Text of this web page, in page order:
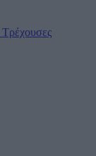
Τρέχουσες